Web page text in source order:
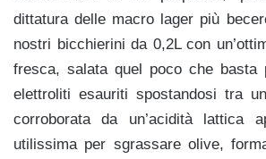
dittatura delle macro lager più
nostri bicchierini da 0,2L con
fresca, salata quel poco che basta
elettroliti esauriti spostandosi tra
corroborata da un’acidità lattica
utilissima per sgrassare olive,